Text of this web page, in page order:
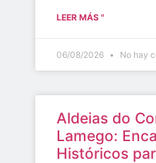
LEER MÁS "
06/08/2026 No hay
Aldeias do
Lamego:
Históricos